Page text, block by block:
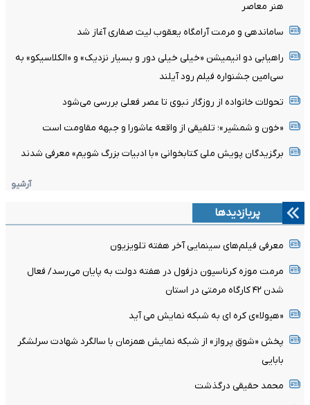
هنر معاصر
ساماندهی و مرمت آرامگاه یعقوب لیث صفاری آغاز شد
راهیابی دو انیمیشن «خیلی خیلی دور و بسیار نزدیک» و «الکلاسیکو» به
سی‌امین جشنواره فیلم رود آیلند
تحولات خانواده از روزگار نبوی تا عصر فعلی بررسی می‌شود
«خون و شمشیر»؛ تلفیقی از واقعه عاشورا و جبهه مقاومت است
برگزیدگان پویش ملی کتابخوانی «با ادبیات بزرگ شویم» معرفی شدند
آرشیو
پربازدیدها
معرفی فیلم‌های سینمایی آخر هفته تلویزیون
مرمت موزه کرناسیون دزفول در هفته دولت به پایان می‌رسد/ فعال
شدن ۴۲ کارگاه مرمتی در استان
«هیولا»ی کره ای به شبکه نمایش می آید
پخش «شوق پرواز» از شبکه نمایش همزمان با سالگرد شهادت سرلشگر
بابایی
محمد حقیقی درگذشت